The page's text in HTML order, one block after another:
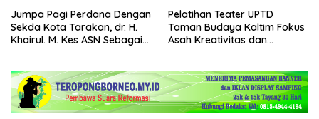
Jumpa Pagi Perdana Dengan
Sekda Kota Tarakan, dr. H.
Khairul. M. Kes ASN Sebagai
Pelatihan Teater UPTD
Taman Budaya Kaltim Fokus
Asah Kreativitas dan